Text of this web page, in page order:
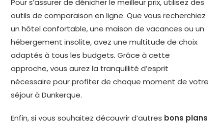
Pour s’assurer de dénicher le meilleur prix, utilisez des
outils de comparaison en ligne. Que vous recherchiez
un hôtel confortable, une maison de vacances ou un
hébergement insolite, avez une multitude de choix
adaptés à tous les budgets. Grâce à cette
approche, vous aurez la tranquillité d’esprit
nécessaire pour profiter de chaque moment de votre
séjour à Dunkerque.
Enfin, si vous souhaitez découvrir d’autres bons plans